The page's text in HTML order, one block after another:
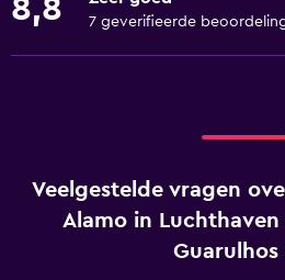
8,8 7 geverifieerde
Veelgestelde vragen
Alamo in Luchthaven
Guarulhos